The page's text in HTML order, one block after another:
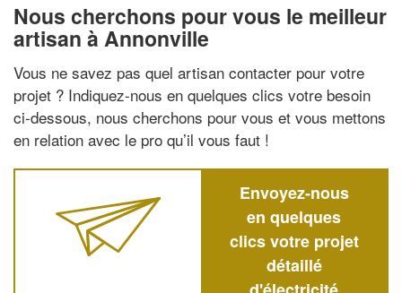
Nous cherchons pour vous le meilleur
artisan à Annonville
Vous ne savez pas quel artisan contacter pour votre
projet ? Indiquez-nous en quelques clics votre besoin
ci-dessous, nous cherchons pour vous et vous mettons
en relation avec le pro qu’il vous faut !
Envoyez-nous
en quelques
clics votre projet
détaillé